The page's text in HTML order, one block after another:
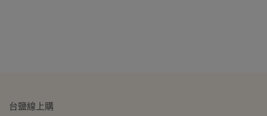
台鹽線上購